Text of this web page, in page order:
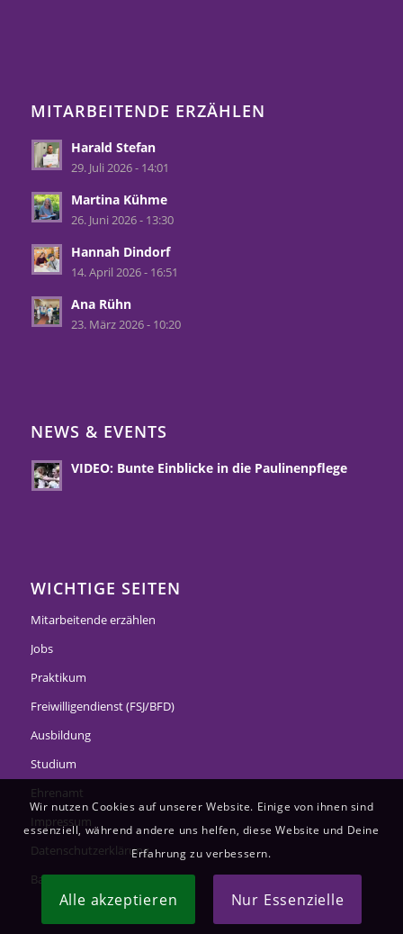
MITARBEITENDE ERZÄHLEN
Harald Stefan
29. Juli 2026 - 14:01
Martina Kühme
26. Juni 2026 - 13:30
Hannah Dindorf
14. April 2026 - 16:51
Ana Rühn
23. März 2026 - 10:20
NEWS & EVENTS
VIDEO: Bunte Einblicke in die Paulinenpflege
WICHTIGE SEITEN
Mitarbeitende erzählen
Jobs
Praktikum
Freiwilligendienst (FSJ/BFD)
Ausbildung
Studium
Ehrenamt
Impressum
Datenschutzerklärung
Barrierefreiheitserklärung
Wir nutzen Cookies auf unserer Website. Einige von ihnen sind
essenziell, während andere uns helfen, diese Website und Deine
Erfahrung zu verbessern.
Alle akzeptieren Nur Essenzielle